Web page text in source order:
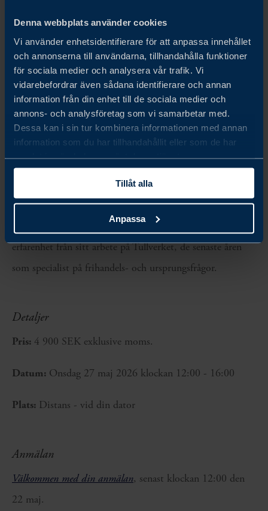
Denna webbplats använder cookies
Vi använder enhetsidentifierare för att anpassa innehållet
och annonserna till användarna, tillhandahålla funktioner
för sociala medier och analysera vår trafik. Vi
vidarebefordrar även sådana identifierare och annan
information från din enhet till de sociala medier och
annons- och analysföretag som vi samarbetar med.
Dessa kan i sin tur kombinera informationen med annan
information som du har tillhandahållit eller som de har
samlat in när du har använt deras tjänster.
Tillåt alla
Anpassa
Vad händer om du upprättar
leverantörsdeklarationer och inte kan styrka att
varorna är ursprungsvaror?
Experter som föreläsare
Anna Arnefalk
Anna Arnefalk arbetar på Business Sweden framför allt
med frihandels-och ursprungsfrågor samt tullrelaterade
frågor om internationell handel och export. Anna har lång
erfarenhet från sitt arbete på Tullverket, de senaste åren
som specialist på frihandels- och ursprungsfrågor.
Detaljer
Pris: 4 900 SEK exklusive moms.
Datum: Onsdag 27 maj 2026 klockan 12:00 - 16:00
Plats: Distans - vid din dator
Anmälan
Välkommen med din anmälan, senast klockan 12:00 den
22 maj.